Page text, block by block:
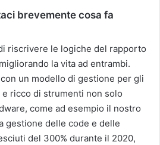
brevemente cosa fa
riscrivere le logiche del rapporto
la vita ad entrambi.
un modello di gestione per gli
ricco di strumenti non solo
come ad esempio il nostro
gestione delle code e delle
del 300% durante il 2020,